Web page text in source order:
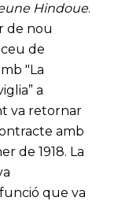
Hindoue.
de nou
de
"La
a
va retornar
amb
de 1918. La
que va